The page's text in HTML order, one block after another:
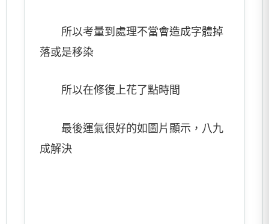
所以考量到處理不當會造成字體掉
落或是移染
所以在修復上花了點時間
最後運氣很好的如圖片顯示，八九
成解決